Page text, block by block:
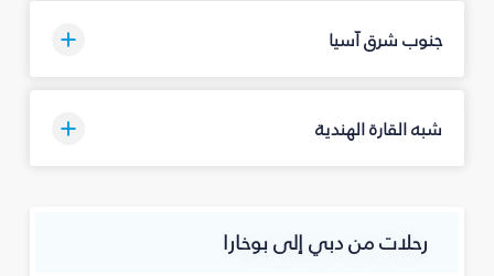
جنوب شرق آسيا
شبه القارة الهندية
رحلات من دبي إلى بوخارا